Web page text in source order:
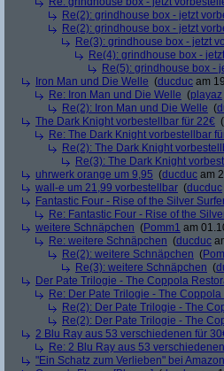
Re(2): grindhouse box - jetzt
Re(2): grindhouse box - jetzt
Re(3): grindhouse box - jetzt
Re(4): grindhouse box -
Re(5): grindhouse box -
Iron Man und Die Welle (ducduc am
Re: Iron Man und Die Welle (playaz
Re(2): Iron Man und Die Welle (
The Dark Knight vorbestellbar für 22€ (
Re: The Dark Knight vorbestellbar
Re(2): The Dark Knight
Re(3): The Dark Knight
uhrwerk orange um 9,95 (ducduc am
wall-e um 21,99 vorbestellbar (ducduc
Fantastic Four - Rise of the Silver
Re: Fantastic Four - Rise of the
weitere Schnäpchen (Pomm1 am
Re: weitere Schnäpchen (ducduc
Re(2): weitere Schnäpchen (
Re(3): weitere Schnäpchen (
Der Pate Trilogie - The Coppola
Re: Der Pate Trilogie - The
Re(2): Der Pate Trilogie - The
Re(2): Der Pate Trilogie - The
2 Blu Ray aus 53 verschiedenen für
Re: 2 Blu Ray aus 53
"Ein Schatz zum Verlieben" bei